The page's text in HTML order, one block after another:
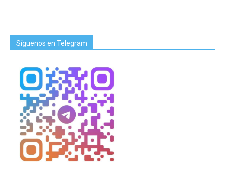
Síguenos en Telegram